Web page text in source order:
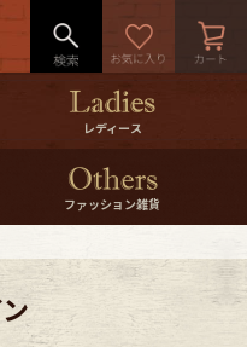
Offクーポンプレゼン
ポンプレゼント
LINE ID連携
マイページ
レディース
ファッション雑貨